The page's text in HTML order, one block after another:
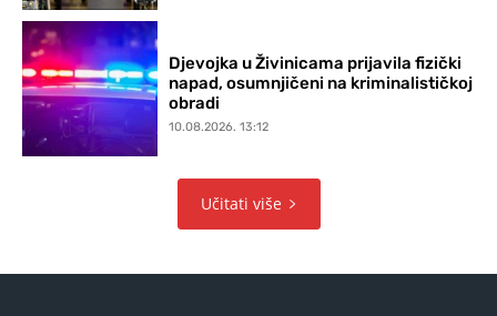
Djevojka u Živinicama prijavila fizički
napad, osumnjičeni na kriminalističkoj
obradi
10.08.2026. 13:12
Učitati više